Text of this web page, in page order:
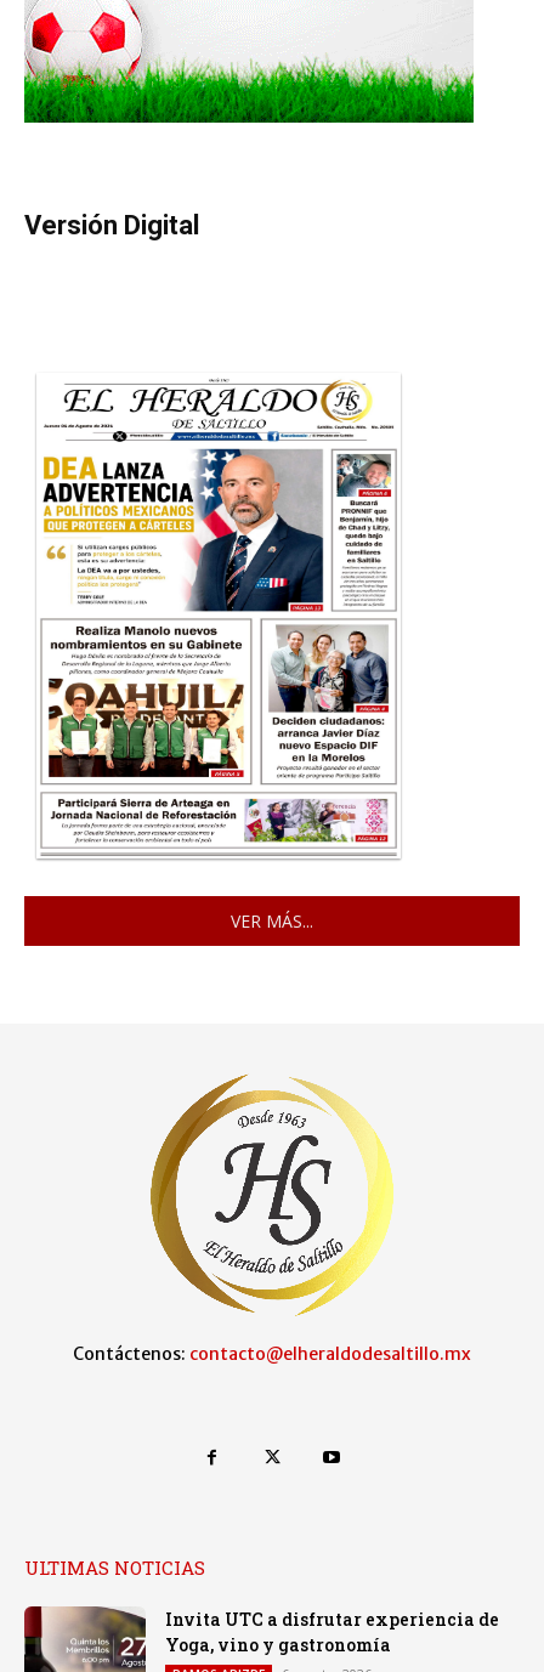
Versión Digital
VER MÁS...
Contáctenos: contacto@elheraldodesaltillo.mx
ULTIMAS NOTICIAS
Invita UTC a disfrutar experiencia de
Yoga, vino y gastronomía